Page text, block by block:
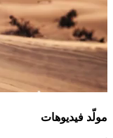
مولّد فيديوهات